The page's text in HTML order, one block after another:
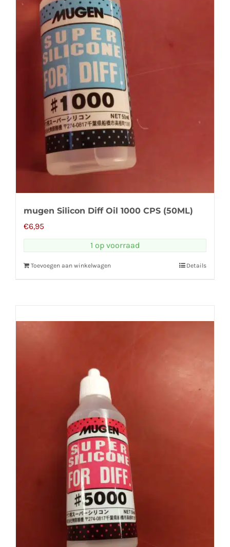
mugen Silicon Diff Oil 1000 CPS (50ML)
€6,95
1 op voorraad
Toevoegen aan winkelwagen Details